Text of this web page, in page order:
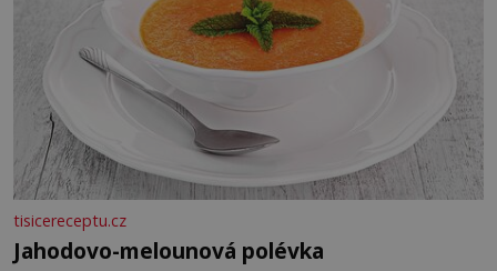
tisicereceptu.cz
Jahodovo-melounová polévka